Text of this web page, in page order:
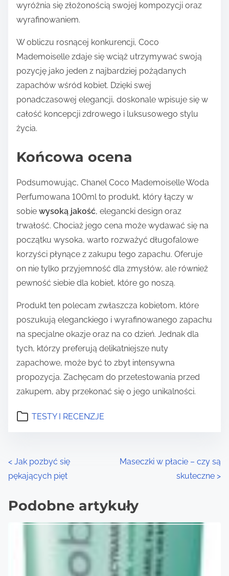
wyróżnia się złożonością swojej kompozycji oraz
wyrafinowaniem.
W obliczu rosnącej konkurencji, Coco
Mademoiselle zdaje się wciąż utrzymywać swoją
pozycję jako jeden z najbardziej pożądanych
zapachów wśród kobiet. Dzięki swej
ponadczasowej elegancji, doskonale wpisuje się w
całość koncepcji zdrowego i luksusowego stylu
życia.
Końcowa ocena
Podsumowując, Chanel Coco Mademoiselle Woda
Perfumowana 100ml to produkt, który łączy w
sobie wysoką jakość, elegancki design oraz
trwałość. Chociaż jego cena może wydawać się na
początku wysoka, warto rozważyć długofalowe
korzyści płynące z zakupu tego zapachu. Oferuje
on nie tylko przyjemność dla zmysłów, ale również
pewność siebie dla kobiet, które go noszą.
Produkt ten polecam zwłaszcza kobietom, które
poszukują eleganckiego i wyrafinowanego zapachu
na specjalne okazje oraz na co dzień. Jednak dla
tych, którzy preferują delikatniejsze nuty
zapachowe, może być to zbyt intensywna
propozycja. Zachęcam do przetestowania przed
zakupem, aby przekonać się o jego unikalności.
TESTY I RECENZJE
P
o
s
< Jak pozbyć się
pękających pięt
Maseczki w płacie – czy są
skuteczne >
Podobne artykuły